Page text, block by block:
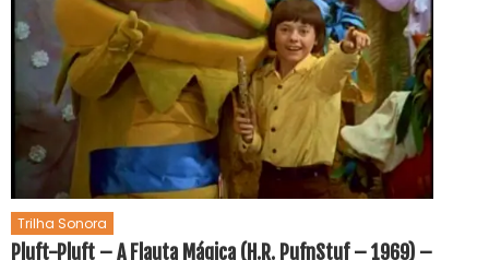
Trilha Sonora
Pluft-Pluft – A Flauta Mágica (H.R. PufnStuf – 1969) –